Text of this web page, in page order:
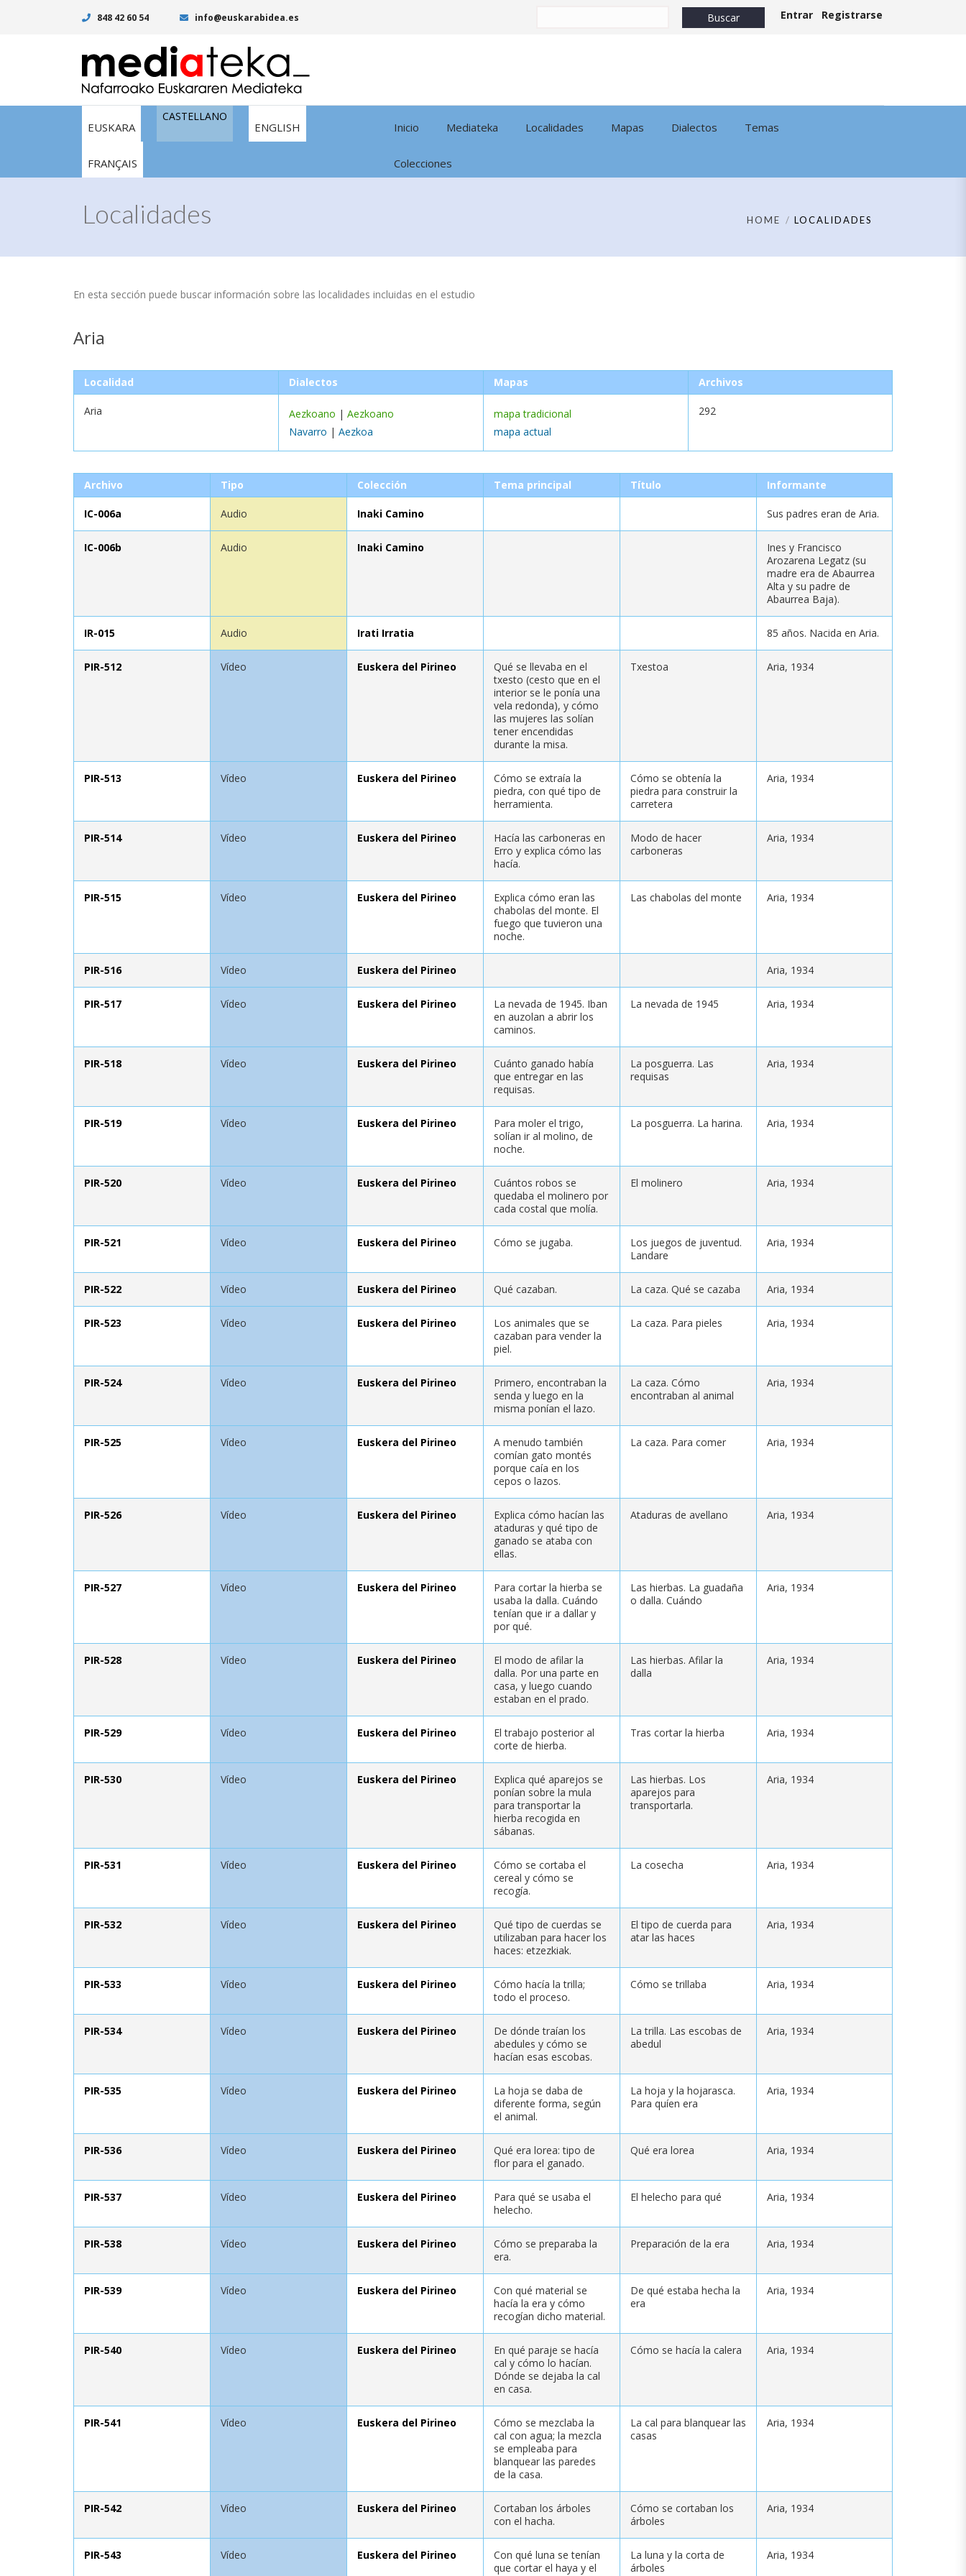
848 42 60 54 info@euskarabidea.es Entrar Registrarse
EUSKARA
CASTELLANO
ENGLISH
FRANÇAIS
Inicio Mediateka Localidades Mapas Dialectos Temas
Colecciones
Localidades HOME LOCALIDADES
En esta sección puede buscar información sobre las localidades incluidas en el estudio
Aria
Localidad Dialectos Mapas Archivos
Aria Aezkoano | Aezkoano
Navarro | Aezkoa
mapa tradicional
mapa actual
292
Archivo Tipo Colección Tema principal Título Informante
IC-006a Audio Inaki Camino Sus padres eran de Aria.
IC-006b Audio Inaki Camino
Ines y Francisco
Arozarena Legatz (su
madre era de Abaurrea
Alta y su padre de
Abaurrea Baja).
IR-015 Audio Irati Irratia 85 años. Nacida en Aria.
PIR-512 Vídeo Euskera del Pirineo
Qué se llevaba en el
txesto (cesto que en el
interior se le ponía una
vela redonda), y cómo
las mujeres las solían
tener encendidas
durante la misa.
Txestoa Aria, 1934
PIR-513 Vídeo Euskera del Pirineo
Cómo se extraía la
piedra, con qué tipo de
herramienta.
Cómo se obtenía la
piedra para construir la
carretera
Aria, 1934
PIR-514 Vídeo Euskera del Pirineo
Hacía las carboneras en
Erro y explica cómo las
hacía.
Modo de hacer
carboneras
Aria, 1934
PIR-515 Vídeo Euskera del Pirineo
Explica cómo eran las
chabolas del monte. El
fuego que tuvieron una
noche.
Las chabolas del monte Aria, 1934
PIR-516 Vídeo Euskera del Pirineo Aria, 1934
PIR-517 Vídeo Euskera del Pirineo
La nevada de 1945. Iban
en auzolan a abrir los
caminos.
La nevada de 1945 Aria, 1934
PIR-518 Vídeo Euskera del Pirineo
Cuánto ganado había
que entregar en las
requisas.
La posguerra. Las
requisas
Aria, 1934
PIR-519 Vídeo Euskera del Pirineo
Para moler el trigo,
solían ir al molino, de
noche.
La posguerra. La harina. Aria, 1934
PIR-520 Vídeo Euskera del Pirineo
Cuántos robos se
quedaba el molinero por
cada costal que molía.
El molinero Aria, 1934
PIR-521 Vídeo Euskera del Pirineo Cómo se jugaba.
Los juegos de juventud.
Landare
Aria, 1934
PIR-522 Vídeo Euskera del Pirineo Qué cazaban. La caza. Qué se cazaba Aria, 1934
PIR-523 Vídeo Euskera del Pirineo
Los animales que se
cazaban para vender la
piel.
La caza. Para pieles Aria, 1934
PIR-524 Vídeo Euskera del Pirineo
Primero, encontraban la
senda y luego en la
misma ponían el lazo.
La caza. Cómo
encontraban al animal
Aria, 1934
PIR-525 Vídeo Euskera del Pirineo
A menudo también
comían gato montés
porque caía en los
cepos o lazos.
La caza. Para comer Aria, 1934
PIR-526 Vídeo Euskera del Pirineo
Explica cómo hacían las
ataduras y qué tipo de
ganado se ataba con
ellas.
Ataduras de avellano Aria, 1934
PIR-527 Vídeo Euskera del Pirineo
Para cortar la hierba se
usaba la dalla. Cuándo
tenían que ir a dallar y
por qué.
Las hierbas. La guadaña
o dalla. Cuándo
Aria, 1934
PIR-528 Vídeo Euskera del Pirineo
El modo de afilar la
dalla. Por una parte en
casa, y luego cuando
estaban en el prado.
Las hierbas. Afilar la
dalla
Aria, 1934
PIR-529 Vídeo Euskera del Pirineo
El trabajo posterior al
corte de hierba.
Tras cortar la hierba Aria, 1934
PIR-530 Vídeo Euskera del Pirineo
Explica qué aparejos se
ponían sobre la mula
para transportar la
hierba recogida en
sábanas.
Las hierbas. Los
aparejos para
transportarla.
Aria, 1934
PIR-531 Vídeo Euskera del Pirineo
Cómo se cortaba el
cereal y cómo se
recogía.
La cosecha Aria, 1934
PIR-532 Vídeo Euskera del Pirineo
Qué tipo de cuerdas se
utilizaban para hacer los
haces: etzezkiak.
El tipo de cuerda para
atar las haces
Aria, 1934
PIR-533 Vídeo Euskera del Pirineo
Cómo hacía la trilla;
todo el proceso.
Cómo se trillaba Aria, 1934
PIR-534 Vídeo Euskera del Pirineo
De dónde traían los
abedules y cómo se
hacían esas escobas.
La trilla. Las escobas de
abedul
Aria, 1934
PIR-535 Vídeo Euskera del Pirineo
La hoja se daba de
diferente forma, según
el animal.
La hoja y la hojarasca.
Para quíen era
Aria, 1934
PIR-536 Vídeo Euskera del Pirineo
Qué era lorea: tipo de
flor para el ganado.
Qué era lorea Aria, 1934
PIR-537 Vídeo Euskera del Pirineo
Para qué se usaba el
helecho.
El helecho para qué Aria, 1934
PIR-538 Vídeo Euskera del Pirineo
Cómo se preparaba la
era.
Preparación de la era Aria, 1934
PIR-539 Vídeo Euskera del Pirineo
Con qué material se
hacía la era y cómo
recogían dicho material.
De qué estaba hecha la
era
Aria, 1934
PIR-540 Vídeo Euskera del Pirineo
En qué paraje se hacía
cal y cómo lo hacían.
Dónde se dejaba la cal
en casa.
Cómo se hacía la calera Aria, 1934
PIR-541 Vídeo Euskera del Pirineo
Cómo se mezclaba la
cal con agua; la mezcla
se empleaba para
blanquear las paredes
de la casa.
La cal para blanquear las
casas
Aria, 1934
PIR-542 Vídeo Euskera del Pirineo
Cortaban los árboles
con el hacha.
Cómo se cortaban los
árboles
Aria, 1934
PIR-543 Vídeo Euskera del Pirineo
Con qué luna se tenían
que cortar el haya y el
La luna y la corta de
árboles
Aria, 1934